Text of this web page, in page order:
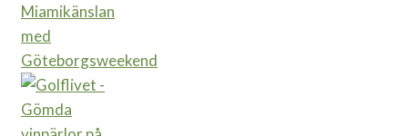
Miamikänslan
med
Göteborgsweekend